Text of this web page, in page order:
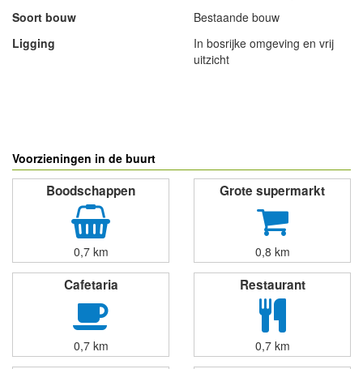
Soort bouw
Bestaande bouw
Ligging
In bosrijke omgeving en vrij
uitzicht
Voorzieningen in de buurt
Boodschappen
0,7 km
Grote supermarkt
0,8 km
Cafetaria
0,7 km
Restaurant
0,7 km